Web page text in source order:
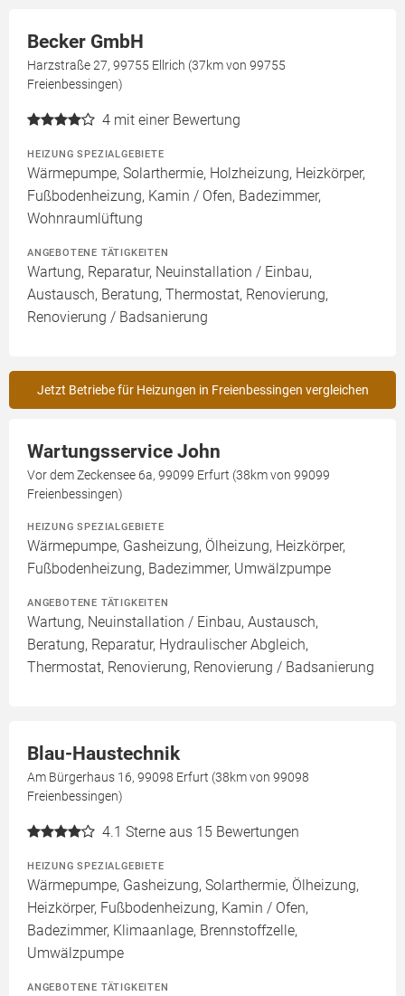
Becker GmbH
Harzstraße 27, 99755 Ellrich (37km von 99755
Freienbessingen)
4 mit einer Bewertung
HEIZUNG SPEZIALGEBIETE
Wärmepumpe, Solarthermie, Holzheizung, Heizkörper,
Fußbodenheizung, Kamin / Ofen, Badezimmer,
Wohnraumlüftung
ANGEBOTENE TÄTIGKEITEN
Wartung, Reparatur, Neuinstallation / Einbau,
Austausch, Beratung, Thermostat, Renovierung,
Renovierung / Badsanierung
Jetzt Betriebe für Heizungen in Freienbessingen vergleichen
Wartungsservice John
Vor dem Zeckensee 6a, 99099 Erfurt (38km von 99099
Freienbessingen)
HEIZUNG SPEZIALGEBIETE
Wärmepumpe, Gasheizung, Ölheizung, Heizkörper,
Fußbodenheizung, Badezimmer, Umwälzpumpe
ANGEBOTENE TÄTIGKEITEN
Wartung, Neuinstallation / Einbau, Austausch,
Beratung, Reparatur, Hydraulischer Abgleich,
Thermostat, Renovierung, Renovierung / Badsanierung
Blau-Haustechnik
Am Bürgerhaus 16, 99098 Erfurt (38km von 99098
Freienbessingen)
4.1 Sterne aus 15 Bewertungen
HEIZUNG SPEZIALGEBIETE
Wärmepumpe, Gasheizung, Solarthermie, Ölheizung,
Heizkörper, Fußbodenheizung, Kamin / Ofen,
Badezimmer, Klimaanlage, Brennstoffzelle,
Umwälzpumpe
ANGEBOTENE TÄTIGKEITEN